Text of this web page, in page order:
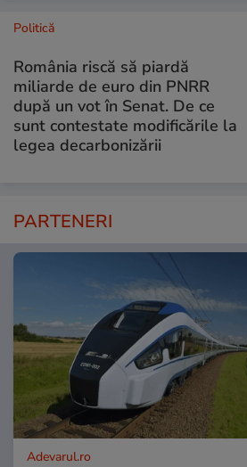
Politică
România riscă să piardă
miliarde de euro din PNRR
după un vot în Senat. De ce
sunt contestate modificările la
legea decarbonizării
PARTENERI
Adevarul.ro